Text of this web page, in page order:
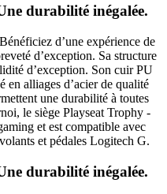
durabilité inégalée.
d’une expérience de
d’exception. Sa structure
d’exception. Son cuir PU
en alliages d’acier de qualité
une durabilité à toutes
le siège Playseat Trophy -
et est compatible avec
et pédales Logitech G.
durabilité inégalée.